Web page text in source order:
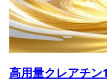
高用量クレアチ